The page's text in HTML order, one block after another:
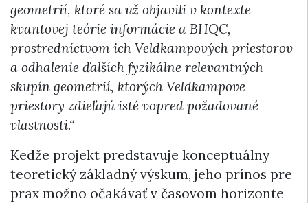
geometrií, ktoré sa už objavili v kontexte
kvantovej teórie informácie a BHQC,
prostredníctvom ich Veldkampových priestorov
a odhalenie ďalších fyzikálne relevantných
skupín geometrií, ktorých Veldkampove
priestory zdieľajú isté vopred požadované
vlastnosti.“
Kedže projekt predstavuje konceptuálny
teoretický základný výskum, jeho prínos pre
prax možno očakávať v časovom horizonte